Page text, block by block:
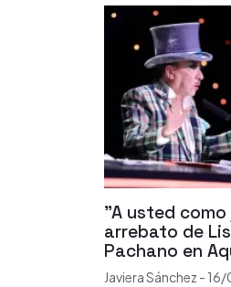
"A usted como
arrebato de
Pachano en
Javiera Sánchez -